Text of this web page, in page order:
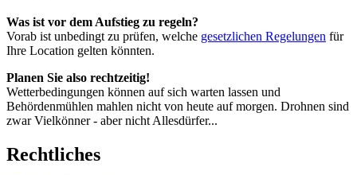
Was ist vor dem Aufstieg zu regeln?
Vorab ist unbedingt zu prüfen, welche gesetzlichen Regelungen für
Ihre Location gelten könnten.
Planen Sie also rechtzeitig!
Wetterbedingungen können auf sich warten lassen und
Behördenmühlen mahlen nicht von heute auf morgen. Drohnen sind
zwar Vielkönner - aber nicht Allesdürfer...
Rechtliches